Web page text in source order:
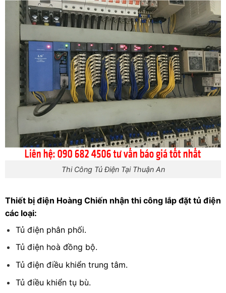
Thi Công Tủ Điện Tại Thuận An
Thiết bị điện Hoàng Chiến nhận thi công lắp đặt tủ điện
các loại:
Tủ điện phân phối.
Tủ điện hoà đồng bộ.
Tủ điện điều khiển trung tâm.
Tủ điều khiển tụ bù.